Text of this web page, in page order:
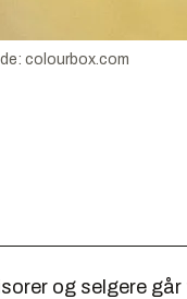
colourbox.com
og selgere